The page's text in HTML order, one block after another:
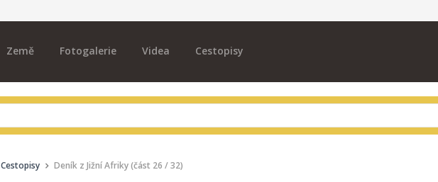
Země Fotogalerie Videa Cestopisy
Cestopisy Deník z Jižní Afriky (část 26 / 32)